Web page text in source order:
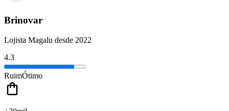
Brinovar
Lojista Magalu desde 2022
4.3
RuimÓtimo